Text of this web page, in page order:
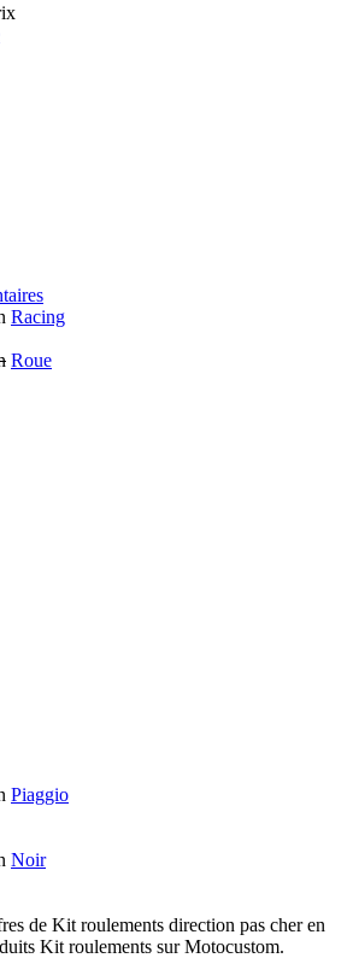
Racing
Roue
Piaggio
Noir
de Kit roulements direction pas cher en
Kit roulements sur Motocustom.